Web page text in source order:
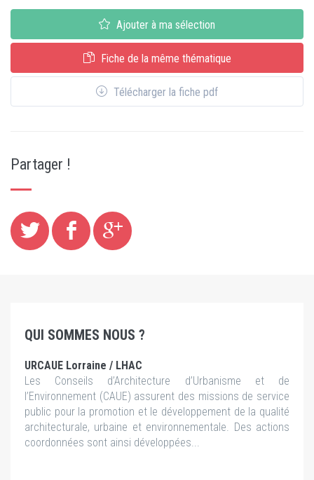
Ajouter à ma sélection
Fiche de la même thématique
Télécharger la fiche pdf
Partager !
QUI SOMMES NOUS ?
URCAUE Lorraine / LHAC
Les Conseils d’Architecture d’Urbanisme et de
l’Environnement (CAUE) assurent des missions de service
public pour la promotion et le développement de la qualité
architecturale, urbaine et environnementale. Des actions
coordonnées sont ainsi développées...